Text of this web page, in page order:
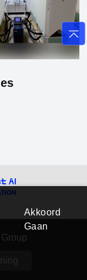
Akkoord
Gaan